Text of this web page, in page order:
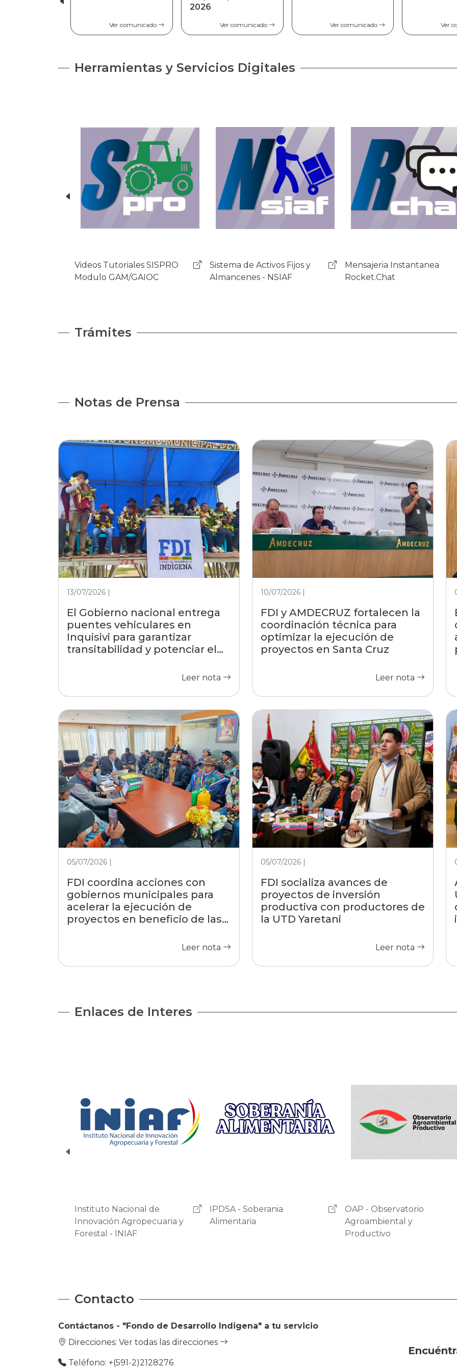
Ver comunicado Ver comunicado Ver comunicado Ver
Herramientas y Servicios Digitales
Sistema de Activos Fijos y
Almancenes - NSIAF
Mensajeria Instantanea
Rocket.Chat
Sistema de Gestión de
Correspondencia - SIGEC
Trámites
Notas de Prensa
13/07/2026 |
El Gobierno nacional entrega
puentes vehiculares en
Inquisivi para garantizar
transitabilidad y potenciar el
Leer nota
10/07/2026 |
FDI y AMDECRUZ fortalecen la
coordinación técnica para
optimizar la ejecución de
proyectos en Santa Cruz
Leer nota
05/07/2026 |
FDI coordina acciones con
gobiernos municipales para
acelerar la ejecución de
proyectos en beneficio de las
Leer nota
05/07/2026 |
FDI socializa avances de
proyectos de inversión
productiva con productores de
la UTD Yaretani
Leer nota
Enlaces de Interes
IPDSA - Soberania
Alimentaria
OAP - Observatorio
Agroambiental y
Programa Empoderar
Contacto
Contáctanos - "Fondo de Desarrollo Indigena" a tu servicio
Direcciones: Ver todas las direcciones
Teléfono: +(591-2)2128276